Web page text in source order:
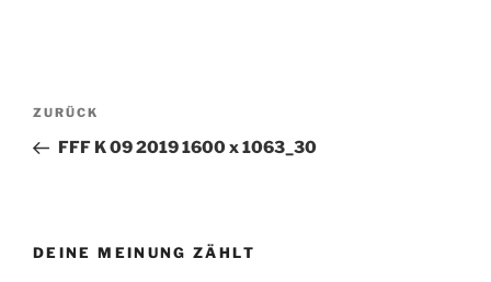
Beitragsnavigation
Vorheriger
Beitrag
ZURÜCK
FFF K 09 2019 1600 x 1063_30
DEINE MEINUNG ZÄHLT